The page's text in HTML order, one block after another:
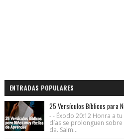
ENTRADAS POPULARES
25 Versículos Bíblicos para
- - Éxodo 20:12 Honra a
días se prolonguen sobre
da. Salm...